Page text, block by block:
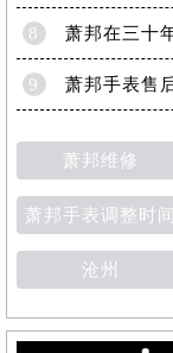
8
9
萧邦维修
萧邦手表调整时间
沧州